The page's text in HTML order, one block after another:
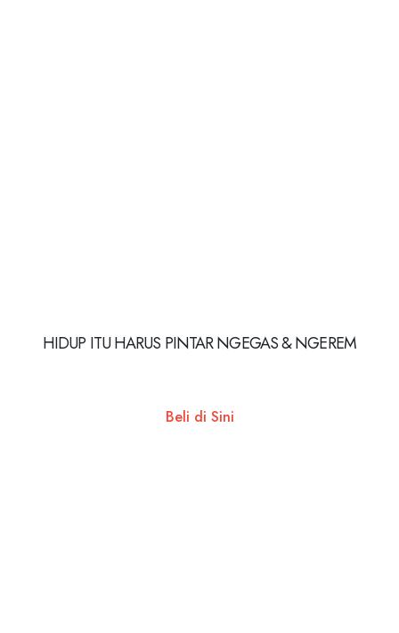
HIDUP ITU HARUS PINTAR NGEGAS & NGEREM
Beli di Sini